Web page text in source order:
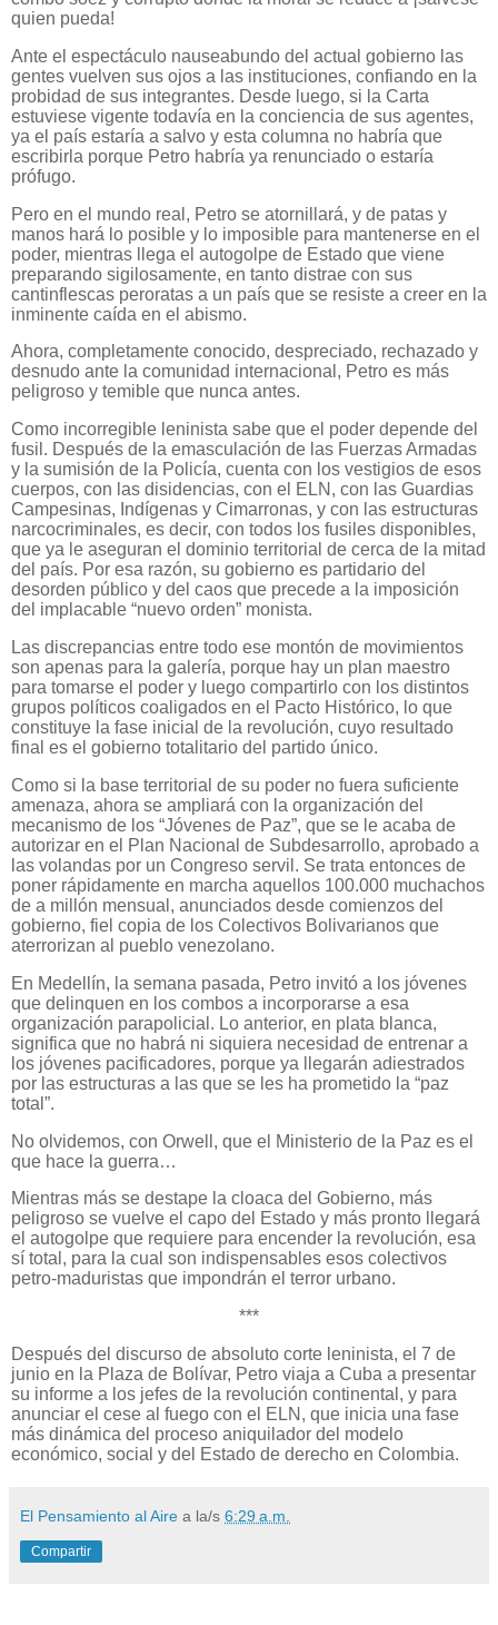
quien pueda!
Ante el espectáculo nauseabundo del actual gobierno las
gentes vuelven sus ojos a las instituciones, confiando en la
probidad de sus integrantes. Desde luego, si la Carta
estuviese vigente todavía en la conciencia de sus agentes,
ya el país estaría a salvo y esta columna no habría que
escribirla porque Petro habría ya renunciado o estaría
prófugo.
Pero en el mundo real, Petro se atornillará, y de patas y
manos hará lo posible y lo imposible para mantenerse en el
poder, mientras llega el autogolpe de Estado que viene
preparando sigilosamente, en tanto distrae con sus
cantinflescas peroratas a un país que se resiste a creer en la
inminente caída en el abismo.
Ahora, completamente conocido, despreciado, rechazado y
desnudo ante la comunidad internacional, Petro es más
peligroso y temible que nunca antes.
Como incorregible leninista sabe que el poder depende del
fusil. Después de la emasculación de las Fuerzas Armadas
y la sumisión de la Policía, cuenta con los vestigios de esos
cuerpos, con las disidencias, con el ELN, con las Guardias
Campesinas, Indígenas y Cimarronas, y con las estructuras
narcocriminales, es decir, con todos los fusiles disponibles,
que ya le aseguran el dominio territorial de cerca de la mitad
del país. Por esa razón, su gobierno es partidario del
desorden público y del caos que precede a la imposición
del implacable “nuevo orden” monista.
Las discrepancias entre todo ese montón de movimientos
son apenas para la galería, porque hay un plan maestro
para tomarse el poder y luego compartirlo con los distintos
grupos políticos coaligados en el Pacto Histórico, lo que
constituye la fase inicial de la revolución, cuyo resultado
final es el gobierno totalitario del partido único.
Como si la base territorial de su poder no fuera suficiente
amenaza, ahora se ampliará con la organización del
mecanismo de los “Jóvenes de Paz”, que se le acaba de
autorizar en el Plan Nacional de Subdesarrollo, aprobado a
las volandas por un Congreso servil. Se trata entonces de
poner rápidamente en marcha aquellos 100.000 muchachos
de a millón mensual, anunciados desde comienzos del
gobierno, fiel copia de los Colectivos Bolivarianos que
aterrorizan al pueblo venezolano.
En Medellín, la semana pasada, Petro invitó a los jóvenes
que delinquen en los combos a incorporarse a esa
organización parapolicial. Lo anterior, en plata blanca,
significa que no habrá ni siquiera necesidad de entrenar a
los jóvenes pacificadores, porque ya llegarán adiestrados
por las estructuras a las que se les ha prometido la “paz
total”.
No olvidemos, con Orwell, que el Ministerio de la Paz es el
que hace la guerra…
Mientras más se destape la cloaca del Gobierno, más
peligroso se vuelve el capo del Estado y más pronto llegará
el autogolpe que requiere para encender la revolución, esa
sí total, para la cual son indispensables esos colectivos
petro-maduristas que impondrán el terror urbano.
***
Después del discurso de absoluto corte leninista, el 7 de
junio en la Plaza de Bolívar, Petro viaja a Cuba a presentar
su informe a los jefes de la revolución continental, y para
anunciar el cese al fuego con el ELN, que inicia una fase
más dinámica del proceso aniquilador del modelo
económico, social y del Estado de derecho en Colombia.
El Pensamiento al Aire a la/s 6:29 a.m.
Compartir